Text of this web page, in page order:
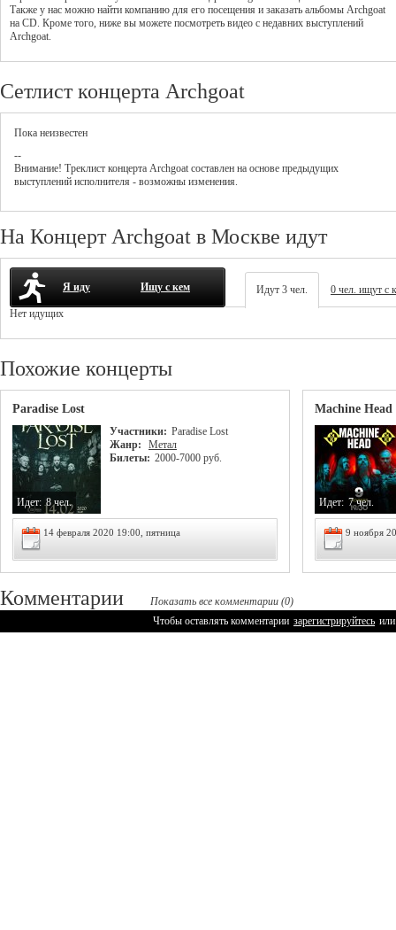
Также у нас можно найти компанию для его посещения и заказать альбомы Archgoat
на CD. Кроме того, ниже вы можете посмотреть видео с недавних выступлений
Archgoat.
Сетлист концерта Archgoat
Пока неизвестен
--
Внимание! Треклист концерта Archgoat составлен на основе предыдущих
выступлений исполнителя - возможны изменения.
На Концерт Archgoat в Москве идут
Я иду Ищу с кем Идут 3 чел.
0 чел. ищут с
Нет идущих
Похожие концерты
Paradise Lost
Участники: Paradise Lost
Жанр:
Метал
Билеты: 2000-7000 руб.
Идет: 8 чел.
14 февраля 2020 19:00, пятница
Machine Head
Идет: 7 чел.
9 ноября
Комментарии
Показать все комментарии (0)
Чтобы оставлять комментарии зарегистрируйтесь или